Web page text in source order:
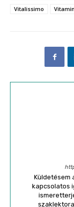
Vitalissimo
Küldetésem
kapcsolatos